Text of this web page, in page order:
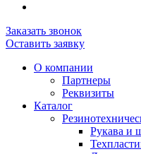
Заказать звонок
Оставить заявку
О компании
Партнеры
Реквизиты
Каталог
Рукава и